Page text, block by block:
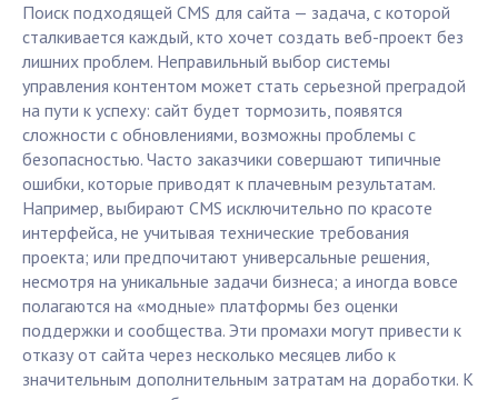
Поиск подходящей CMS для сайта — задача, с которой
сталкивается каждый, кто хочет создать веб-проект без
лишних проблем. Неправильный выбор системы
управления контентом может стать серьезной преградой
на пути к успеху: сайт будет тормозить, появятся
сложности с обновлениями, возможны проблемы с
безопасностью. Часто заказчики совершают типичные
ошибки, которые приводят к плачевным результатам.
Например, выбирают CMS исключительно по красоте
интерфейса, не учитывая технические требования
проекта; или предпочитают универсальные решения,
несмотря на уникальные задачи бизнеса; а иногда вовсе
полагаются на «модные» платформы без оценки
поддержки и сообщества. Эти промахи могут привести к
отказу от сайта через несколько месяцев либо к
значительным дополнительным затратам на доработки. К